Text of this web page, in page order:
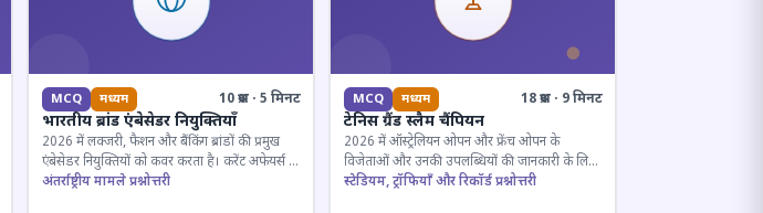
MCQ मध्यम 10 प्रश्न · 5 मिनट
भारतीय ब्रांड एंबेसेडर नियुक्तियाँ
2026 में लक्जरी, फैशन और बैंकिंग ब्रांडों की प्रमुख
एंबेसेडर नियुक्तियों को कवर करता है। करेंट अफेयर्स के
लिए जरूरी।
अंतर्राष्ट्रीय मामले प्रश्नोत्तरी
MCQ मध्यम 18 प्रश्न · 9 मिनट
टेनिस ग्रैंड स्लैम चैंपियन
2026 में ऑस्ट्रेलियन ओपन और फ्रेंच ओपन के
विजेताओं और उनकी उपलब्धियों की जानकारी के लिए
क्विज़।
स्टेडियम, ट्रॉफियाँ और रिकॉर्ड प्रश्नोत्तरी